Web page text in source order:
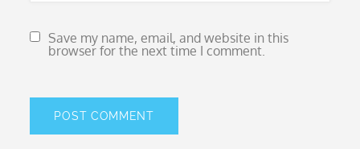
Save my name, email, and website in this
browser for the next time I comment.